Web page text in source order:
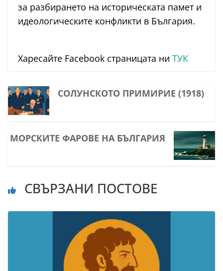
за разбирането на историческата памет и
идеологическите конфликти в България.
Харесайте Facebook страницата ни ТУК
СОЛУНСКОТО ПРИМИРИЕ (1918)
МОРСКИТЕ ФАРОВЕ НА БЪЛГАРИЯ
СВЪРЗАНИ ПОСТОВЕ